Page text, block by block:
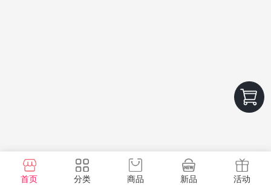
首页 分类 商品 新品 活动